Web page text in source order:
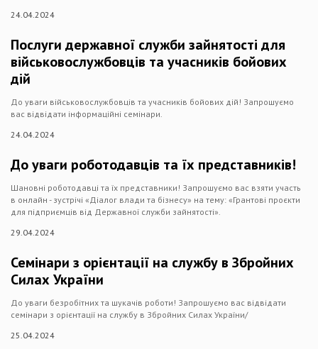
24.04.2024
Послуги державної служби зайнятості для
військовослужбовців та учасників бойових
дій
До уваги військовослужбовців та учасників бойових дій! Запрошуємо
вас відвідати інформаційні семінари.
24.04.2024
До уваги роботодавців та їх представників!
Шановні роботодавці та їх представники! Запрошуємо вас взяти участь
в онлайн - зустрічі «Діалог влади та бізнесу» на тему: «Грантові проєкти
для підприємців від Державної служби зайнятості».
29.04.2024
Семінари з орієнтації на службу в Збройних
Силах України
До уваги безробітних та шукачів роботи! Запрошуємо вас відвідати
семінари з орієнтації на службу в Збройних Силах України/
25.04.2024